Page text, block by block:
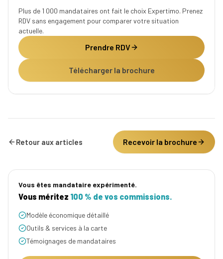
Plus de 1 000 mandataires ont fait le choix Expertimo. Prenez
RDV sans engagement pour comparer votre situation
actuelle.
Prendre RDV
Télécharger la brochure
Retour aux articles Recevoir la brochure
Vous êtes mandataire expérimenté.
Vous méritez 100 % de vos commissions.
Modèle économique détaillé
Outils & services à la carte
Témoignages de mandataires